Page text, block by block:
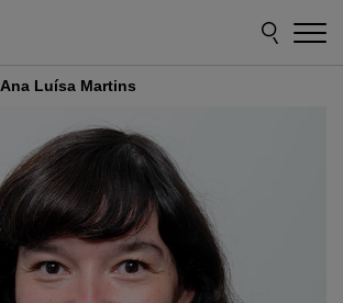
Ana Luísa Martins